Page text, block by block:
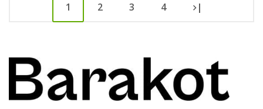
1 2 3 4 |